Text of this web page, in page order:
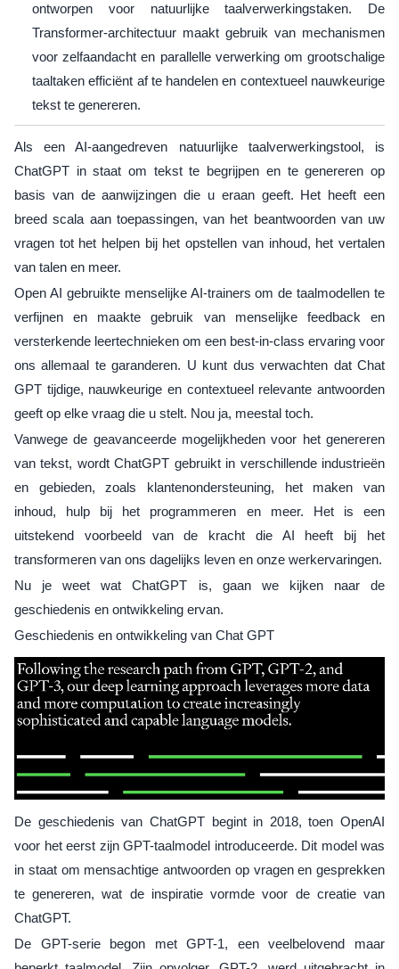
ontworpen voor natuurlijke taalverwerkingstaken. De
Transformer-architectuur maakt gebruik van mechanismen
voor zelfaandacht en parallelle verwerking om grootschalige
taaltaken efficiënt af te handelen en contextueel nauwkeurige
tekst te genereren.
Als een AI-aangedreven natuurlijke taalverwerkingstool, is
ChatGPT in staat om tekst te begrijpen en te genereren op
basis van de aanwijzingen die u eraan geeft. Het heeft een
breed scala aan toepassingen, van het beantwoorden van uw
vragen tot het helpen bij het opstellen van inhoud, het vertalen
van talen en meer.
Open AI gebruikte menselijke AI-trainers om de taalmodellen te
verfijnen en maakte gebruik van menselijke feedback en
versterkende leertechnieken om een ​​best-in-class ervaring voor
ons allemaal te garanderen. U kunt dus verwachten dat Chat
GPT tijdige, nauwkeurige en contextueel relevante antwoorden
geeft op elke vraag die u stelt. Nou ja, meestal toch.
Vanwege de geavanceerde mogelijkheden voor het genereren
van tekst, wordt ChatGPT gebruikt in verschillende industrieën
en gebieden, zoals klantenondersteuning, het maken van
inhoud, hulp bij het programmeren en meer. Het is een
uitstekend voorbeeld van de kracht die AI heeft bij het
transformeren van ons dagelijks leven en onze werkervaringen.
Nu je weet wat ChatGPT is, gaan we kijken naar de
geschiedenis en ontwikkeling ervan.
Geschiedenis en ontwikkeling van Chat GPT
De geschiedenis van ChatGPT begint in 2018, toen OpenAI
voor het eerst zijn GPT-taalmodel introduceerde. Dit model was
in staat om mensachtige antwoorden op vragen en gesprekken
te genereren, wat de inspiratie vormde voor de creatie van
ChatGPT.
De GPT-serie begon met GPT-1, een veelbelovend maar